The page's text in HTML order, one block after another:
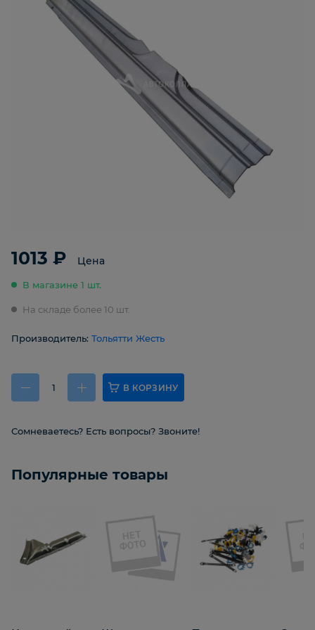
1013 ₽ Цена
В магазине 1 шт.
На складе более 10 шт.
Производитель: Тольятти Жесть
В КОРЗИНУ
Сомневаетесь? Есть вопросы? Звоните!
Популярные товары